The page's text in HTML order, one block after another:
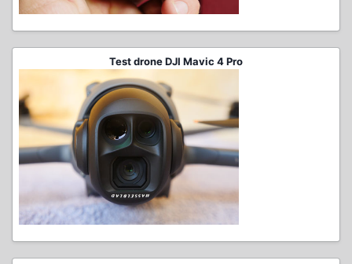
Test drone DJI Mavic 4 Pro